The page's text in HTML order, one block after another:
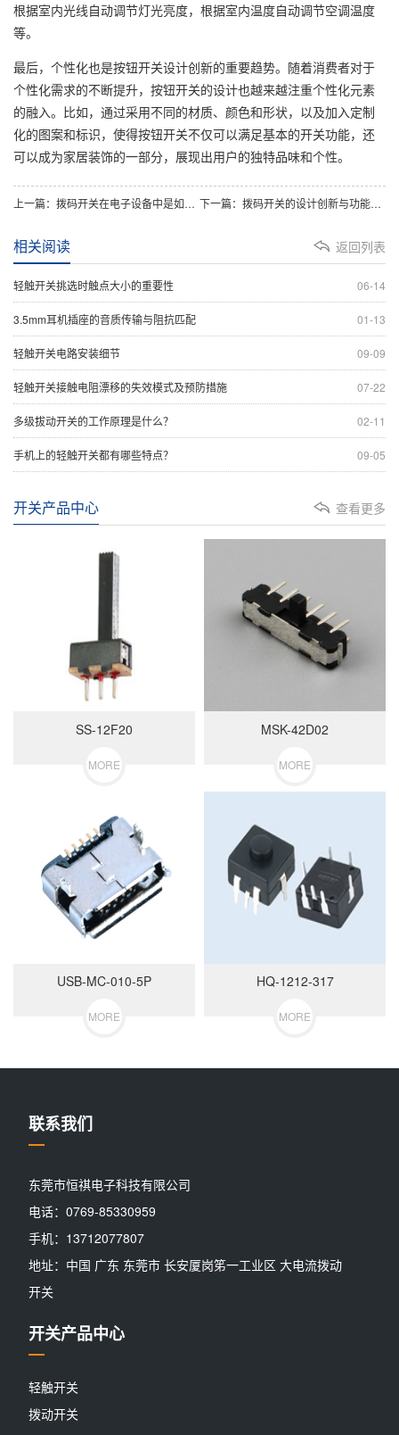
根据室内光线自动调节灯光亮度，根据室内温度自动调节空调温度
等。
最后，个性化也是按钮开关设计创新的重要趋势。随着消费者对于
个性化需求的不断提升，按钮开关的设计也越来越注重个性化元素
的融入。比如，通过采用不同的材质、颜色和形状，以及加入定制
化的图案和标识，使得按钮开关不仅可以满足基本的开关功能，还
可以成为家居装饰的一部分，展现出用户的独特品味和个性。
上一篇：拨码开关在电子设备中是如何应用的？ 下一篇：拨码开关的设计创新与功能拓展
返回列表
相关阅读
06-14
轻触开关挑选时触点大小的重要性
01-13
3.5mm耳机插座的音质传输与阻抗匹配
09-09
轻触开关电路安装细节
07-22
轻触开关接触电阻漂移的失效模式及预防措施
02-11
多级拔动开关的工作原理是什么？
09-05
手机上的轻触开关都有哪些特点？
查看更多
开关产品中心
SS-12F20
MORE
MSK-42D02
MORE
USB-MC-010-5P
MORE
HQ-1212-317
MORE
联系我们
东莞市恒祺电子科技有限公司
电话：0769-85330959
手机：13712077807
地址：中国 广东 东莞市 长安厦岗笫一工业区 大电流拨动
开关
开关产品中心
轻触开关
拨动开关